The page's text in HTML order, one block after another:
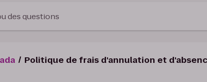
des questions
Politique de frais d'annulation et